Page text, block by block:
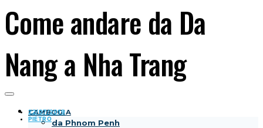
CAMBOGIA
da Phnom Penh
Come andare da Da
Nang a Nha Trang
22/07/2019
PIETRO